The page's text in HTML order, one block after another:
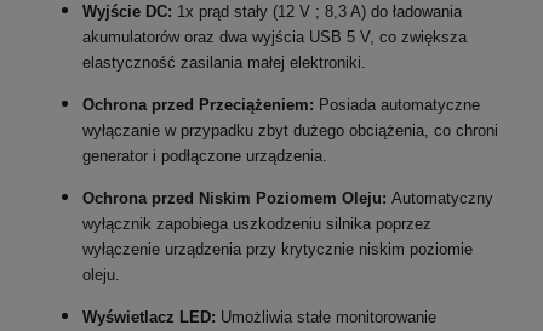
Wyjście DC: 1x prąd stały (12 V ; 8,3 A) do ładowania
akumulatorów oraz dwa wyjścia USB 5 V, co zwiększa
elastyczność zasilania małej elektroniki.
Ochrona przed Przeciążeniem: Posiada automatyczne
wyłączanie w przypadku zbyt dużego obciążenia, co chroni
generator i podłączone urządzenia.
Ochrona przed Niskim Poziomem Oleju: Automatyczny
wyłącznik zapobiega uszkodzeniu silnika poprzez
wyłączenie urządzenia przy krytycznie niskim poziomie
oleju.
Wyświetlacz LED: Umożliwia stałe monitorowanie